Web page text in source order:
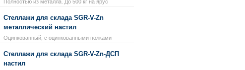
Полностью из металла. До 500 кг на ярус
Стеллажи для склада SGR-V-Zn
металлический настил
Оцинкованный, с оцинкованными полками
Стеллажи для склада SGR-V-Zn-ДСП
настил